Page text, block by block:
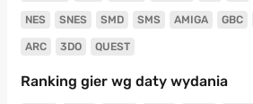
NES SNES SMD SMS AMIGA GBC
ARC 3DO QUEST
Ranking gier wg daty wydania